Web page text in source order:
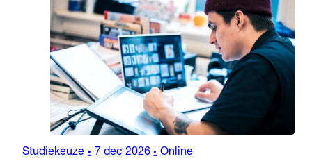
Studiekeuze • 7 dec 2026 • Online